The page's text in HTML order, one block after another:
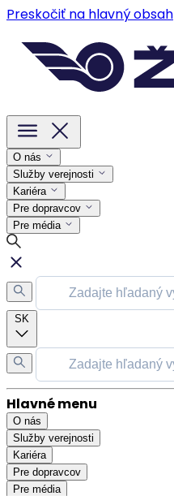
Preskočiť na hlavný obsah
O nás
Služby verejnosti
Kariéra
Pre dopravcov
Pre média
SK
Hlavné menu
O nás
Služby verejnosti
Kariéra
Pre dopravcov
Pre média